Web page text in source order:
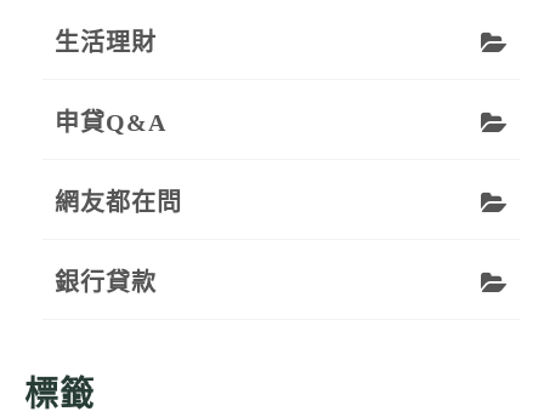
生活理財
申貸Q&A
網友都在問
銀行貸款
標籤